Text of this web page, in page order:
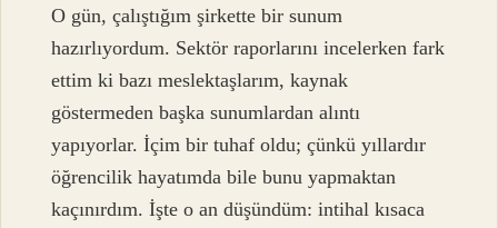
O gün, çalıştığım şirkette bir sunum
hazırlıyordum. Sektör raporlarını incelerken fark
ettim ki bazı meslektaşlarım, kaynak
göstermeden başka sunumlardan alıntı
yapıyorlar. İçim bir tuhaf oldu; çünkü yıllardır
öğrencilik hayatımda bile bunu yapmaktan
kaçınırdım. İşte o an düşündüm: intihal kısaca